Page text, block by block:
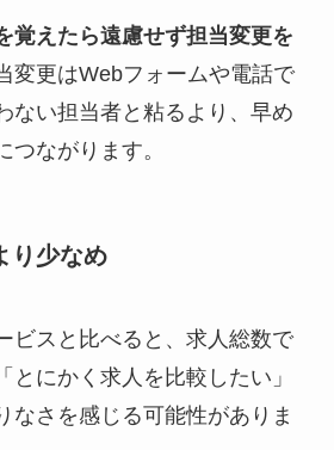
覚えたら遠慮せず担当変更を
変更はWebフォームや電話で
ない担当者と粘るより、早め
つながります。
り少なめ
ビスと比べると、求人総数で
とにかく求人を比較したい」
なさを感じる可能性がありま